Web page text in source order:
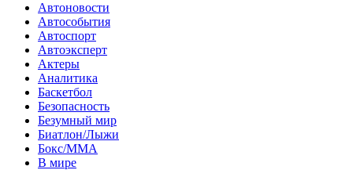
Автоновости
Автособытия
Автоспорт
Автоэксперт
Актеры
Аналитика
Баскетбол
Безопасность
Безумный мир
Биатлон/Лыжи
Бокс/MMA
В мире